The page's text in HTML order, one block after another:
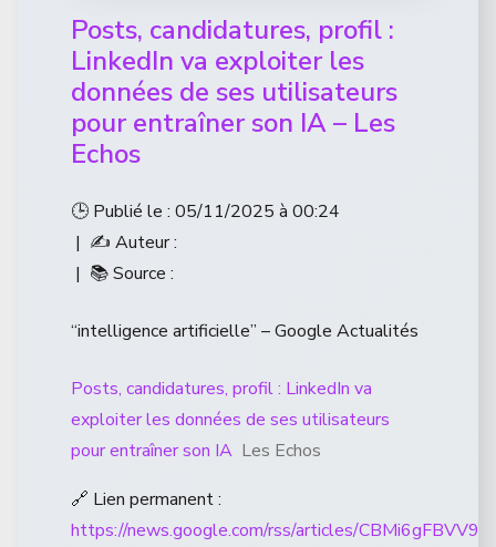
Posts, candidatures, profil :
LinkedIn va exploiter les
données de ses utilisateurs
pour entraîner son IA – Les
Echos
🕒 Publié le : 05/11/2025 à 00:24
| ✍️ Auteur :
| 📚 Source :
“intelligence artificielle” – Google Actualités
Posts, candidatures, profil : LinkedIn va
exploiter les données de ses utilisateurs
pour entraîner son IA Les Echos
🔗 Lien permanent :
https://news.google.com/rss/articles/